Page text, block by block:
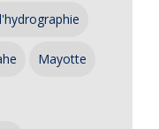
Mayotte